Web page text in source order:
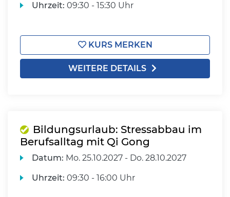
Uhrzeit: 09:30 - 15:30 Uhr
KURS MERKEN
WEITERE DETAILS
Bildungsurlaub: Stressabbau im
Berufsalltag mit Qi Gong
Datum: Mo. 25.10.2027 - Do. 28.10.2027
Uhrzeit: 09:30 - 16:00 Uhr